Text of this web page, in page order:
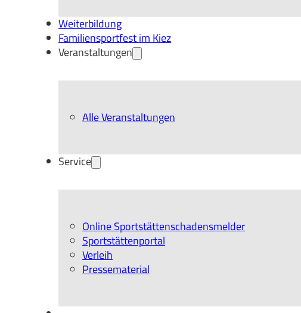
Weiterbildung
Familiensportfest im Kiez
Veranstaltungen
Alle Veranstaltungen
Service
Online Sportstättenschadensmelder
Sportstättenportal
Verleih
Pressematerial